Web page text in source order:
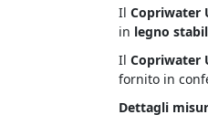
Il Copriwater
in legno
Il Copriwater
fornito in
Dettagli